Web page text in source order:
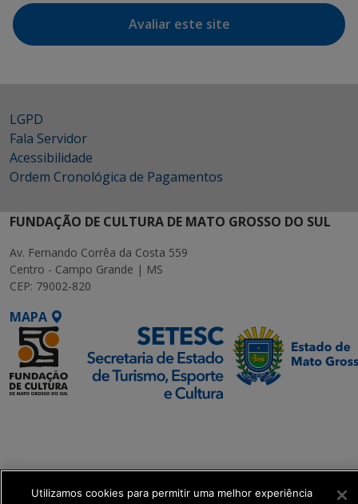
Avaliar este site
LGPD
Fala Servidor
Acessibilidade
Ordem Cronológica de Pagamentos
FUNDAÇÃO DE CULTURA DE MATO GROSSO DO SUL
Av. Fernando Corrêa da Costa 559
Centro - Campo Grande | MS
CEP: 79002-820
MAPA
get_footer();
Utilizamos cookies para permitir uma melhor experiência